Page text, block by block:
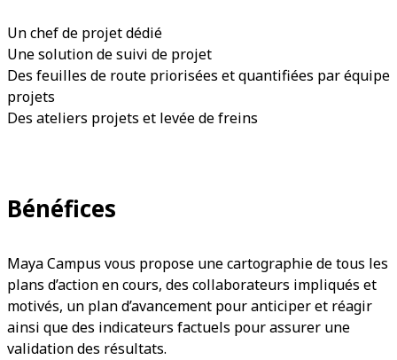
Un chef de projet dédié
Une solution de suivi de projet
Des feuilles de route priorisées et quantifiées par équipe
projets
Des ateliers projets et levée de freins
Bénéfices
Maya Campus vous propose une cartographie de tous les
plans d’action en cours, des collaborateurs impliqués et
motivés, un plan d’avancement pour anticiper et réagir
ainsi que des indicateurs factuels pour assurer une
validation des résultats.